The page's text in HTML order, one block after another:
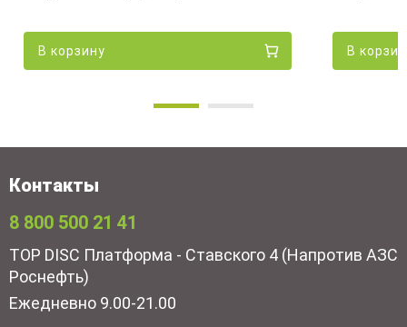
В корзину В
Контакты
8 800 500 21 41
TOP DISC Платформа - Ставского 4 (Напротив АЗС
Роснефть)
Ежедневно 9.00-21.00